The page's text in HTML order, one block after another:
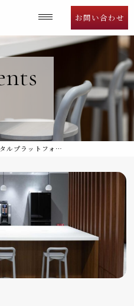
お問い合わせ
特定デジタルプラットフォームの透明性及び公正性についての評価（案）の公表